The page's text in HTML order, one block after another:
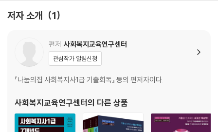
저자 소개 1
편저 사회복지교육연구센터
관심작가 알림신청
『나눔의집 사회복지사1급 기출회독』 등의 편저자이다.
사회복지교육연구센터의 다른 상품